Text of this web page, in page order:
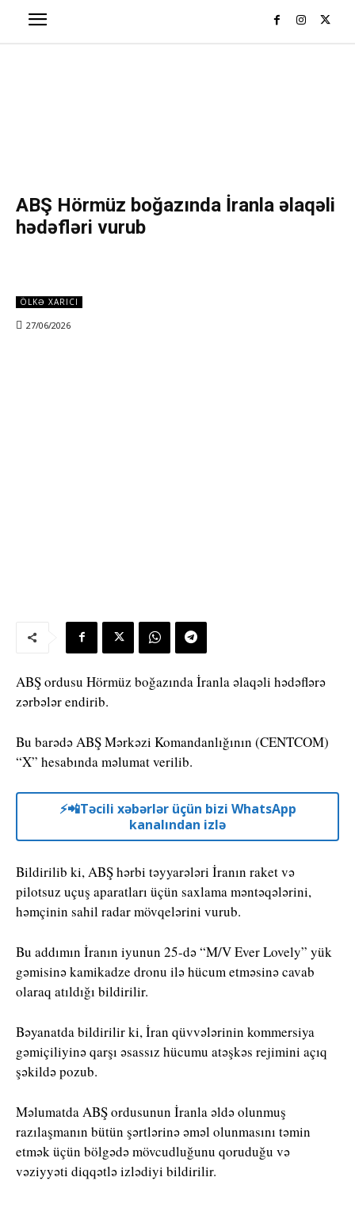
ABŞ Hörmüz boğazında İranla əlaqəli
hədəfləri vurub
ÖLKƏ XARICI
27/06/2026
ABŞ ordusu Hörmüz boğazında İranla əlaqəli hədəflərə
zərbələr endirib.
Bu barədə ABŞ Mərkəzi Komandanlığının (CENTCOM)
“X” hesabında məlumat verilib.
⚡️📲Təcili xəbərlər üçün bizi WhatsApp
kanalından izlə
Bildirilib ki, ABŞ hərbi təyyarələri İranın raket və
pilotsuz uçuş aparatları üçün saxlama məntəqələrini,
həmçinin sahil radar mövqelərini vurub.
Bu addımın İranın iyunun 25-də “M/V Ever Lovely” yük
gəmisinə kamikadze dronu ilə hücum etməsinə cavab
olaraq atıldığı bildirilir.
Bəyanatda bildirilir ki, İran qüvvələrinin kommersiya
gəmiçiliyinə qarşı əsassız hücumu atəşkəs rejimini açıq
şəkildə pozub.
Məlumatda ABŞ ordusunun İranla əldə olunmuş
razılaşmanın bütün şərtlərinə əməl olunmasını təmin
etmək üçün bölgədə mövcudluğunu qoruduğu və
vəziyyəti diqqətlə izlədiyi bildirilir.